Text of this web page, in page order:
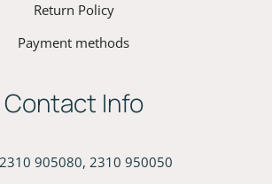
Return Policy
Payment methods
Contact Info
905080, 2310 950050